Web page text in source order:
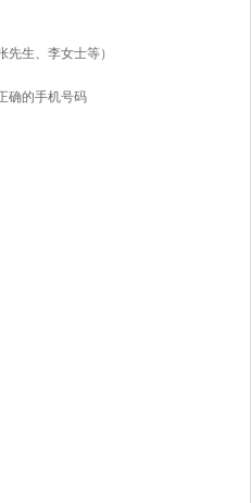
先生、李女士等）
确的手机号码